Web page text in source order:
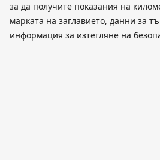
за да получите показания на
марката на заглавието, данни за
информация за изтегляне на